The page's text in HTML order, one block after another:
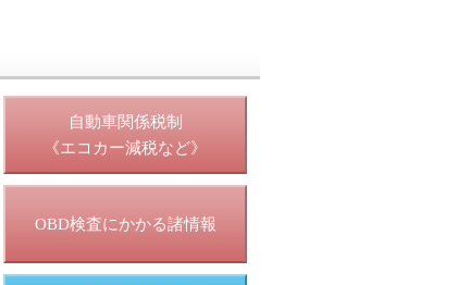
自動車関係税制
《エコカー減税など》
OBD検査にかかる諸情報